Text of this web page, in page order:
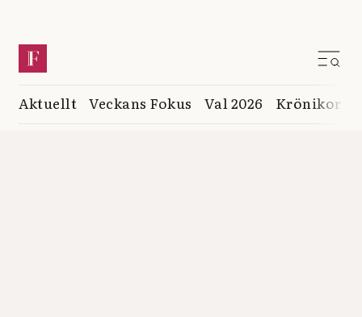
Aktuellt Veckans Fokus Val 2026 Krönikor